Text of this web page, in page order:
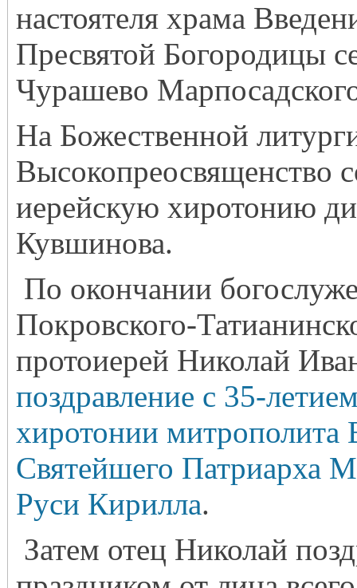
настоятеля храма
Пресвятой Богородицы
Чурашево
На Божественной
Высокопреосвященство
иерейскую хиротонию
Кувшинова.
По окончании
Покровского-
протоиерей Николай
поздравление с 35-
хиротонии митрополита
Святейшего Патриарха
Руси Кирилла.
Затем отец Николай